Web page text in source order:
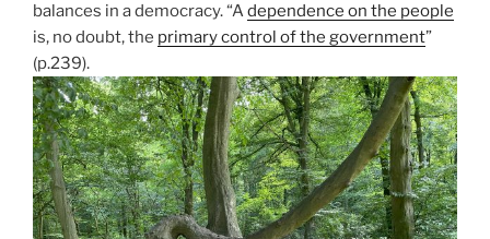
balances in a democracy. “Adependence on the people
is, no doubt, the primary control of the government”
(p.239).